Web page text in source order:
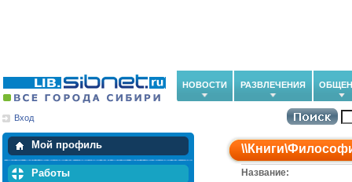
НОВОСТИ РАЗВЛЕЧЕНИЯ
Вход
Мой профиль
Мои закладки
Работы
\\Книги\
Название: